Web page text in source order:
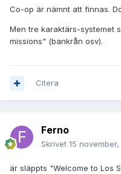
Co-op är nämnt att finnas.
Men tre karaktärs-systemet
missions" (bankrån osv).
Citera
Ferno
Skrivet 15 november,
är släppts "Welcome to Los